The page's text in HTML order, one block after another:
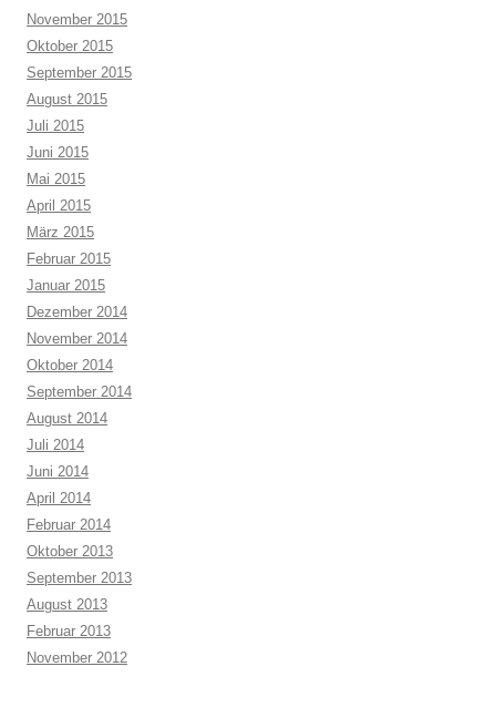
November 2015
Oktober 2015
September 2015
August 2015
Juli 2015
Juni 2015
Mai 2015
April 2015
März 2015
Februar 2015
Januar 2015
Dezember 2014
November 2014
Oktober 2014
September 2014
August 2014
Juli 2014
Juni 2014
April 2014
Februar 2014
Oktober 2013
September 2013
August 2013
Februar 2013
November 2012